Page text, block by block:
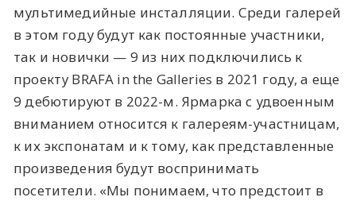
мультимедийные инсталляции. Среди галерей
в этом году будут как постоянные участники,
так и новички — 9 из них подключились к
проекту BRAFA in the Galleries в 2021 году, а еще
9 дебютируют в 2022-м. Ярмарка с удвоенным
вниманием относится к галереям-участницам,
к их экспонатам и к тому, как представленные
произведения будут воспринимать
посетители. «Мы понимаем, что предстоит в